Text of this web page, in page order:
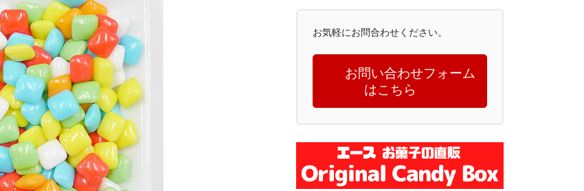
お気軽にお問合わせください。
お問い合わせフォーム
はこちら